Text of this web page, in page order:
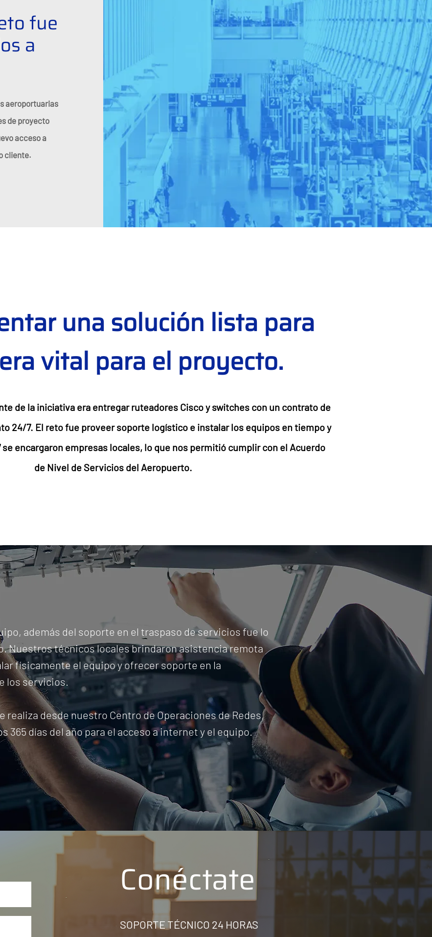
fue
a
aeroportuarias
de proyecto
acceso a
cliente.
una solución lista para
vital para el proyecto.
de la iniciativa era entregar ruteadores Cisco y switches con un contrato de
24/7. El reto fue proveer soporte logístico e instalar los equipos en tiempo y
encargaron empresas locales, lo que nos permitió cumplir con el Acuerdo
de Nivel de Servicios del Aeropuerto.
además del soporte en el traspaso de servicios fue lo
Nuestros técnicos locales brindaron asistencia remota
físicamente el equipo y ofrecer soporte en la
los servicios.
realiza desde nuestro Centro de Operaciones de Redes,
365 días del año para el acceso a internet y el equipo.
Conéctate
SOPORTE TÉCNICO 24 HORAS